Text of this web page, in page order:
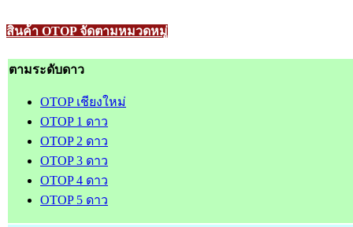
สินค้า OTOP จัดตามหมวดหมู่
ตามระดับดาว
OTOP เชียงใหม่
OTOP 1 ดาว
OTOP 2 ดาว
OTOP 3 ดาว
OTOP 4 ดาว
OTOP 5 ดาว